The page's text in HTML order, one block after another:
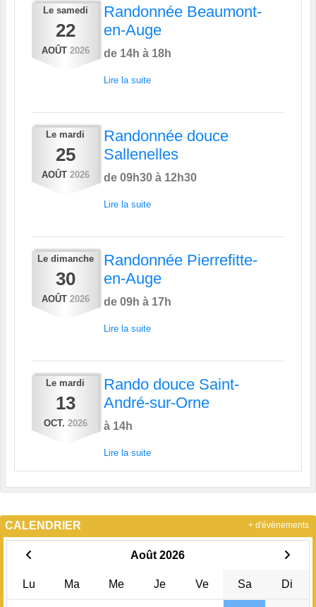
Le samedi
22
AOÛT 2026
Randonnée Beaumont-
en-Auge
de 14h à 18h
Lire la suite
Le mardi
25
AOÛT 2026
Randonnée douce
Sallenelles
de 09h30 à 12h30
Lire la suite
Le dimanche
30
AOÛT 2026
Randonnée Pierrefitte-
en-Auge
de 09h à 17h
Lire la suite
Le mardi
13
OCT. 2026
Rando douce Saint-
André-sur-Orne
à 14h
Lire la suite
CALENDRIER
Août 2026
Lu Ma Me Je Ve Sa Di
+ d'évènements